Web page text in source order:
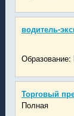
водитель-
Образование:
Торговый
Полная